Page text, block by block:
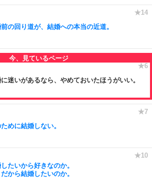
の回り道が、結婚への本当の近道。
迷いがあるなら、やめておいたほうがいい。
めに結婚しない。
たいから好きなのか。
から結婚したいのか。